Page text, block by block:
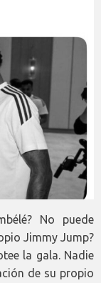
No puede
Jimmy Jump?
la gala. Nadie
de su propio